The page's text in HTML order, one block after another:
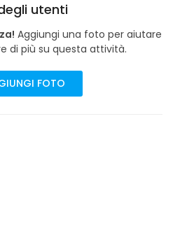
utenti
Aggiungi una foto per aiutare
di più su questa attività.
FOTO